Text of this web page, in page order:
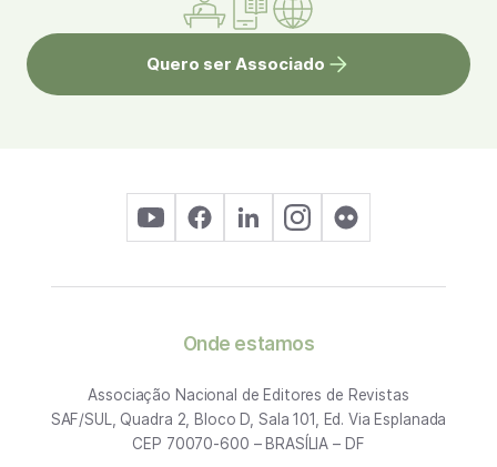
Quero ser Associado
Onde estamos
Associação Nacional de Editores de Revistas
SAF/SUL, Quadra 2, Bloco D, Sala 101, Ed. Via Esplanada
CEP 70070-600 – BRASÍLIA – DF